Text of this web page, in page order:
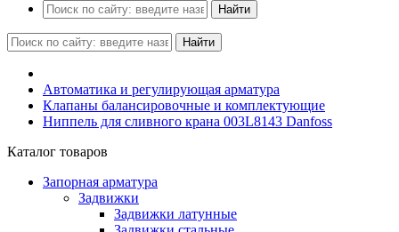
Найти
Найти
Автоматика и регулирующая арматура
Клапаны балансировочные и комплектующие
Ниппель для сливного крана 003L8143 Danfoss
Каталог товаров
Запорная арматура
Задвижки
Задвижки латунные